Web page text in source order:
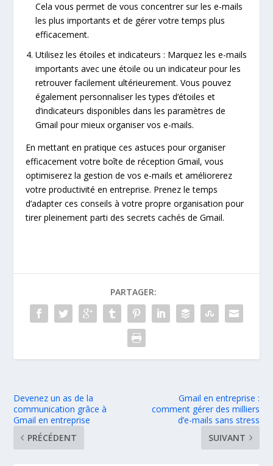
Cela vous permet de vous concentrer sur les e-mails
les plus importants et de gérer votre temps plus
efficacement.
Utilisez les étoiles et indicateurs : Marquez les e-mails
importants avec une étoile ou un indicateur pour les
retrouver facilement ultérieurement. Vous pouvez
également personnaliser les types d’étoiles et
d’indicateurs disponibles dans les paramètres de
Gmail pour mieux organiser vos e-mails.
En mettant en pratique ces astuces pour organiser
efficacement votre boîte de réception Gmail, vous
optimiserez la gestion de vos e-mails et améliorerez
votre productivité en entreprise. Prenez le temps
d’adapter ces conseils à votre propre organisation pour
tirer pleinement parti des secrets cachés de Gmail.
PARTAGER:
Devenez un as de la
communication grâce à
Gmail en entreprise
PRÉCÉDENT
Gmail en entreprise :
comment gérer des milliers
d’e-mails sans stress
SUIVANT